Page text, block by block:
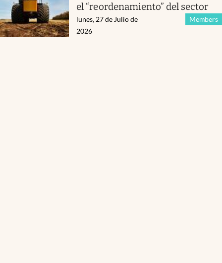
el “reordenamiento” del sector
Members
lunes, 27 de Julio de
2026